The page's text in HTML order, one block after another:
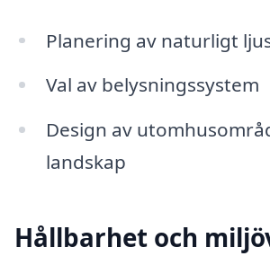
Planering av naturligt
Val av belysningssystem
Design av
landskap
Hållbarhet och